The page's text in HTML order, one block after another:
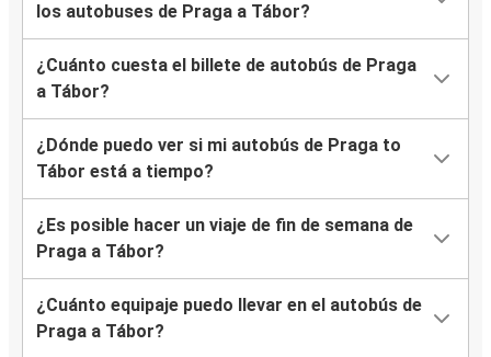
los autobuses de Praga a Tábor?
¿Cuánto cuesta el billete de autobús de Praga
a Tábor?
¿Dónde puedo ver si mi autobús de Praga to
Tábor está a tiempo?
¿Es posible hacer un viaje de fin de semana de
Praga a Tábor?
¿Cuánto equipaje puedo llevar en el autobús de
Praga a Tábor?